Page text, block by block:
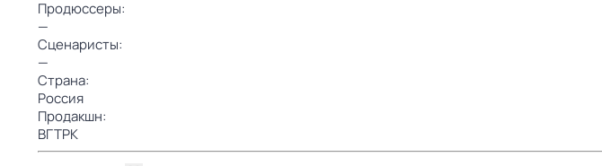
Продюссеры:
—
Сценаристы:
—
Страна:
Россия
Продакшн:
ВГТРК